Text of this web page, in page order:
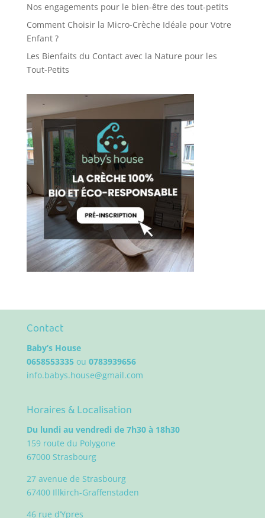
Nos engagements pour le bien-être des tout-petits
Comment Choisir la Micro-Crèche Idéale pour Votre
Enfant ?
Les Bienfaits du Contact avec la Nature pour les
Tout-Petits
Contact
Baby’s House
0658553335 ou 0783939656
info.babys.house@gmail.com
Horaires & Localisation
Du lundi au vendredi de 7h30 à 18h30
159 route du Polygone
67000 Strasbourg
27 avenue de Strasbourg
67400 Illkirch-Graffenstaden
46 rue d’Ypres